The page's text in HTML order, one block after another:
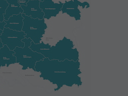
Besonders namhafte
zum Ruf des
Dennoch gibt es auch
Unternehmen, zum Teil seit
die ein breites Spektrum an
aus dem
Gesundheits- und